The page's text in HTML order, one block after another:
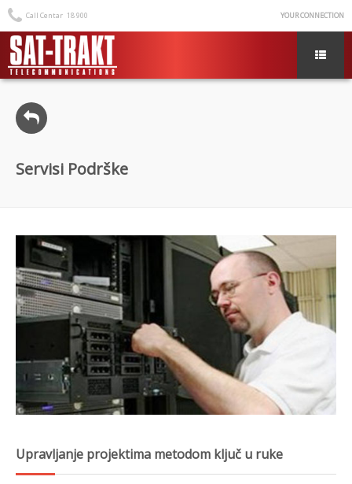
Call Centar 18 900 YOUR CONNECTION
Servisi Podrške
Upravljanje projektima metodom ključ u ruke